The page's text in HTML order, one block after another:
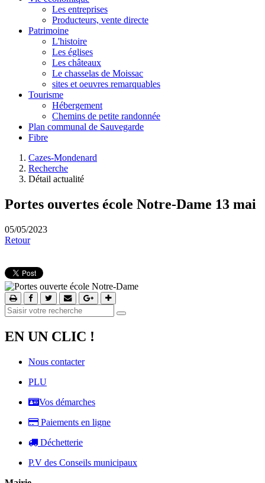
Les entreprises
Producteurs, vente directe
Patrimoine
L'histoire
Les églises
Les châteaux
Le chasselas de Moissac
sites et oeuvres remarquables
Tourisme
Hébergement
Chemins de petite randonnée
Plan communal de Sauvegarde
Fibre
Cazes-Mondenard
Recherche
Détail actualité
Portes ouvertes école Notre-Dame 13 mai
05/05/2023
Retour
EN UN CLIC !
Nous contacter
PLU
Vos démarches
Paiements en ligne
Déchetterie
P.V des Conseils municipaux